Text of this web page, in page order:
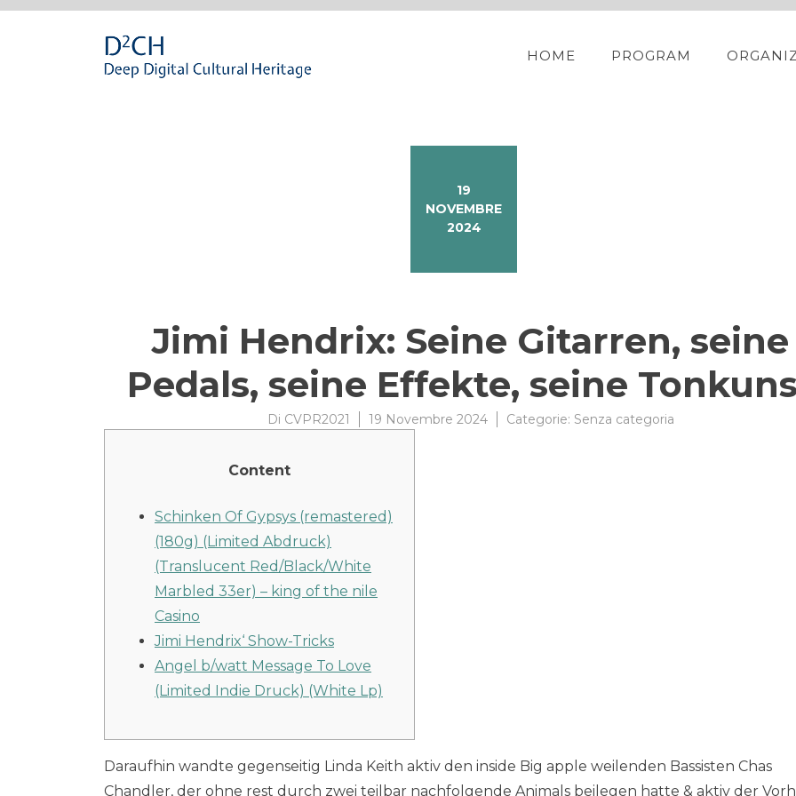
Passa
HOME PROGRAM
19
NOVEMBRE
2024
Jimi Hendrix: Seine Gitarren, seine
Pedals, seine Effekte, seine
Di CVPR2021 19 Novembre 2024 Categorie: Senza categoria
Content
Schinken Of Gypsys (remastered)
(180g) (Limited Abdruck)
(Translucent Red/Black/White
Marbled 33er) – king of the nile
Casino
Jimi Hendrix‘ Show-Tricks
Angel b/watt Message To Love
(Limited Indie Druck) (White Lp)
Daraufhin wandte gegenseitig Linda Keith aktiv den inside Big apple weilenden Bassisten Chas
Chandler, der ohne rest durch zwei teilbar nachfolgende Animals beilegen hatte & aktiv der